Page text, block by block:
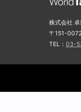
株式会社
〒151-
TEL： 03-